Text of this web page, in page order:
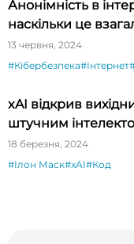
Анонімність в
наскільки це
13 червня, 2024
#Кібербезпека#Інтернет
xAI відкрив
штучним
18 березня, 2024
#Ілон Маск#xAI#Код